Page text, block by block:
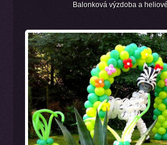
Balonková výzdoba a